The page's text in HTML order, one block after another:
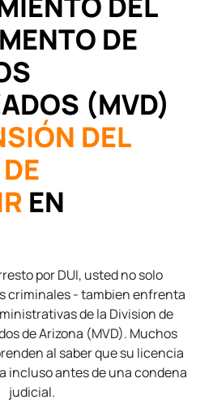
DE
(MVD)
DEL
EN
por DUI, usted no solo
criminales - tambien enfrenta
de la Division de
de Arizona (MVD). Muchos
al saber que su licencia
incluso antes de una condena
judicial.